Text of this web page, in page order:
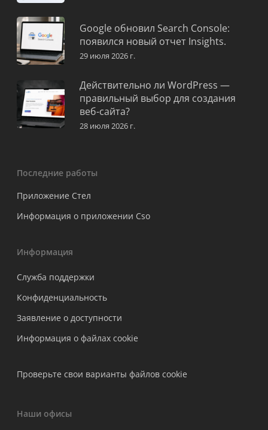
Google обновил Search Console:
появился новый отчет Insights.
29 июля 2026 г.
Действительно ли WordPress —
правильный выбор для создания
веб-сайта?
28 июля 2026 г.
Последние работы
Приложение Стел
Информация о приложении Cso
Информация
Служба поддержки
Конфиденциальность
Заявление о доступности
Информация о файлах cookie
Проверьте свои варианты файлов cookie
Наши офисы